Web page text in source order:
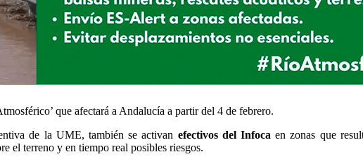
que afectará a Andalucía a partir del 4 de febrero.
de la UME, también se activan efectivos del Infoca en zonas que
el terreno y en tiempo real posibles riesgos.